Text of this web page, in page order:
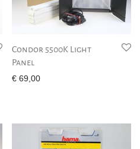
Condor 5500K Light
Panel
€ 69,00